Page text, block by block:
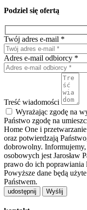
Podziel się ofertą
Twój adres e-mail *
Adres e-mail odbiorcy *
Treść wiadomości
Wyrażając zgodę na
Państwo zgodę na
Home One i
oraz potwierdzają
dobrowolny. Informujemy,
osobowych jest Jarosław
prawo do ich poprawiania
Powyższe dane będą
Państwem.
udostępnij